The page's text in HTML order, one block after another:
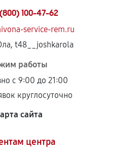
100-47-62
service-rem.ru
t48__joshkarola
работы
с 9:00 до 21:00
круглосуточно
сайта
центра